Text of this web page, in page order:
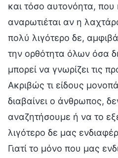
και τόσο αυτονόητα, που
αναρωτιέται αν η
πολύ λιγότερο δε,
την ορθότητα όλων όσα
μπορεί να γνωρίζει τις
Ακριβώς τι είδους
διαβαίνει ο άνθρωπος,
αναζητήσουμε ή να το
λιγότερο δε μας
Γιατί το μόνο που μας